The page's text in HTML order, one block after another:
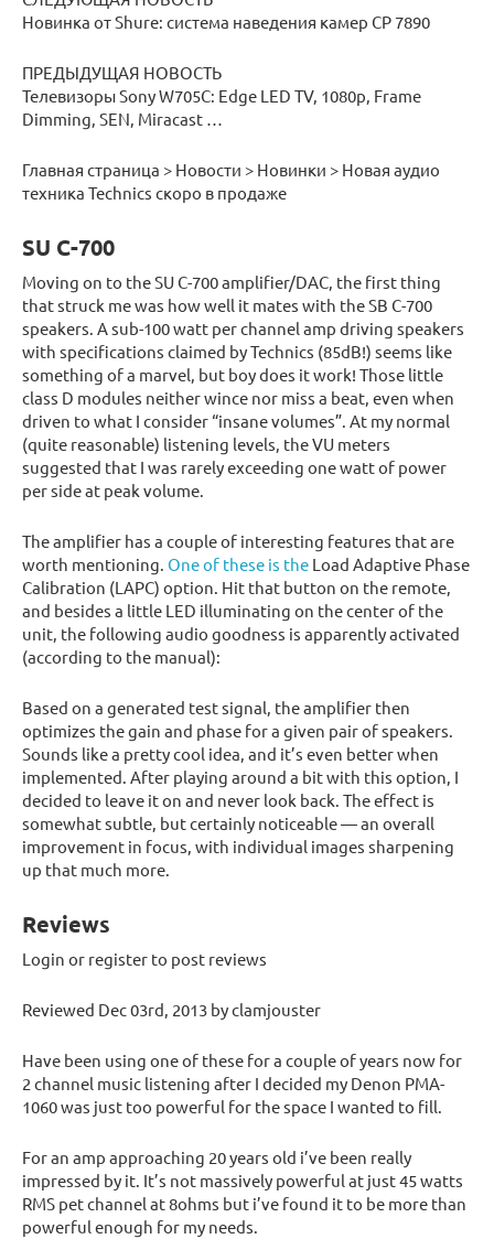
Новинка от Shure: система наведения камер CP 7890
ПРЕДЫДУЩАЯ НОВОСТЬ
Телевизоры Sony W705C: Edge LED TV, 1080p, Frame
Dimming, SEN, Miracast …
Главная страница > Новости > Новинки > Новая аудио
техника Technics скоро в продаже
SU C-700
Moving on to the SU C-700 amplifier/DAC, the first thing
that struck me was how well it mates with the SB C-700
speakers. A sub-100 watt per channel amp driving speakers
with specifications claimed by Technics (85dB!) seems like
something of a marvel, but boy does it work! Those little
class D modules neither wince nor miss a beat, even when
driven to what I consider “insane volumes”. At my normal
(quite reasonable) listening levels, the VU meters
suggested that I was rarely exceeding one watt of power
per side at peak volume.
The amplifier has a couple of interesting features that are
worth mentioning. One of these is the Load Adaptive Phase
Calibration (LAPC) option. Hit that button on the remote,
and besides a little LED illuminating on the center of the
unit, the following audio goodness is apparently activated
(according to the manual):
Based on a generated test signal, the amplifier then
optimizes the gain and phase for a given pair of speakers.
Sounds like a pretty cool idea, and it’s even better when
implemented. After playing around a bit with this option, I
decided to leave it on and never look back. The effect is
somewhat subtle, but certainly noticeable — an overall
improvement in focus, with individual images sharpening
up that much more.
Reviews
Login or register to post reviews
Reviewed Dec 03rd, 2013 by clamjouster
Have been using one of these for a couple of years now for
2 channel music listening after I decided my Denon PMA-
1060 was just too powerful for the space I wanted to fill.
For an amp approaching 20 years old i’ve been really
impressed by it. It’s not massively powerful at just 45 watts
RMS pet channel at 8ohms but i’ve found it to be more than
powerful enough for my needs.